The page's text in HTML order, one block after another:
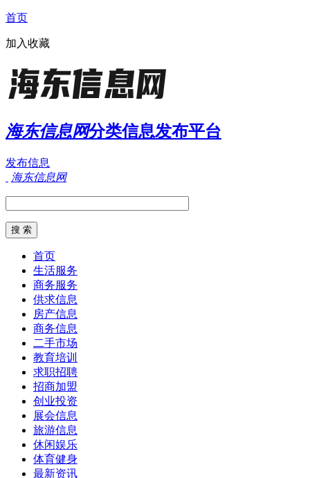
首页
加入收藏
海东信息网分类信息发布平台
发布信息
海东信息网
首页
生活服务
商务服务
供求信息
房产信息
商务信息
二手市场
教育培训
求职招聘
招商加盟
创业投资
展会信息
旅游信息
休闲娱乐
体育健身
最新资讯